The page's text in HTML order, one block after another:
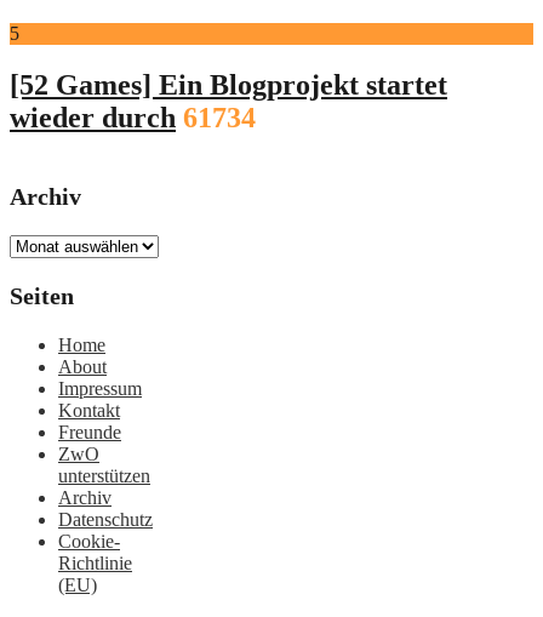
5
[52 Games] Ein Blogprojekt startet
wieder durch 61734
Archiv
Archiv
Seiten
Home
About
Impressum
Kontakt
Freunde
ZwO
unterstützen
Archiv
Datenschutz
Cookie-
Richtlinie
(EU)